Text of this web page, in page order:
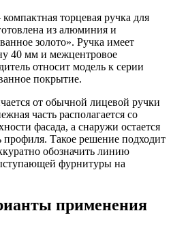
торцевая ручка для
из алюминия и
золото». Ручка имеет
40 мм и межцентровое
относит модель к серии
покрытие.
от обычной лицевой ручки
часть располагается со
фасада, а снаружи остается
профиля. Такое решение подходит
обозначить линию
фурнитуры на
применения